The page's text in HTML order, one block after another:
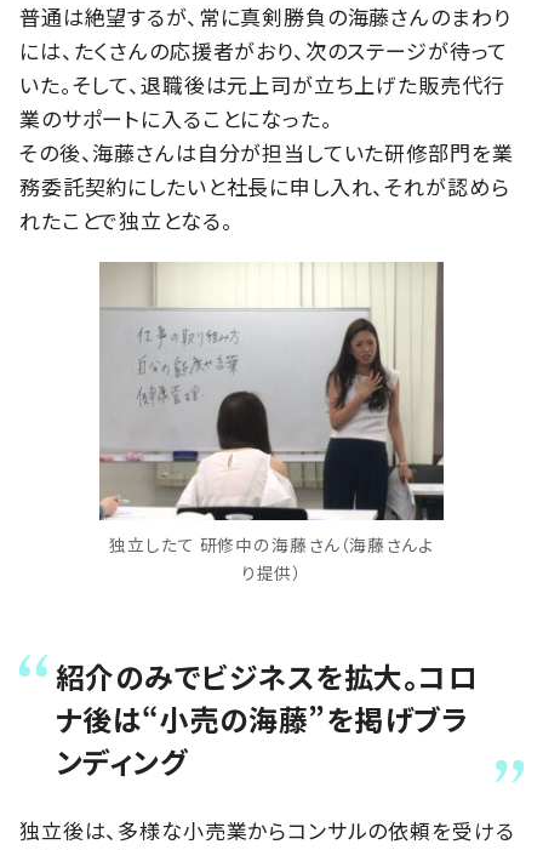
普通は絶望するが、常に真剣勝負の海藤さんのまわり
には、たくさんの応援者がおり、次のステージが待って
いた。そして、退職後は元上司が立ち上げた販売代行
業のサポートに入ることになった。
その後、海藤さんは自分が担当していた研修部門を業
務委託契約にしたいと社長に申し入れ、それが認めら
れたことで独立となる。
独立したて 研修中の海藤さん（海藤さんよ
り提供）
紹介のみでビジネスを拡大。コロ
ナ後は“小売の海藤”を掲げブラ
ンディング
独立後は、多様な小売業からコンサルの依頼を受ける